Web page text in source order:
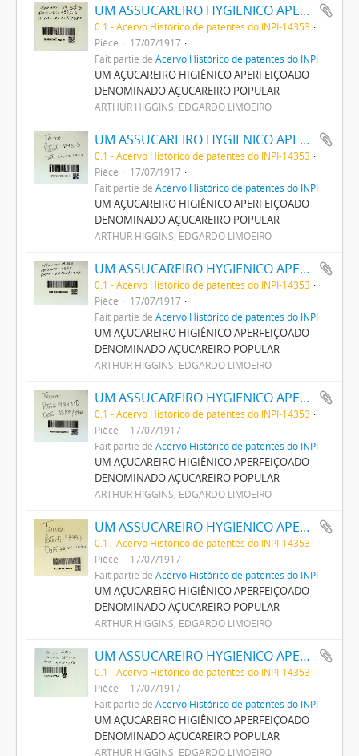
UM ASSUCAREIRO HYGIENICO APERFEIÇOADO DENOMINADO ASSUCAREIRO POPULAR
0.1 - Acervo Histórico de patentes do INPI-14353
Pièce
17/07/1917
Fait partie de Acervo Histórico de patentes do INPI
UM AÇUCAREIRO HIGIÊNICO APERFEIÇOADO
DENOMINADO AÇUCAREIRO POPULAR
ARTHUR HIGGINS; EDGARDO LIMOEIRO
UM ASSUCAREIRO HYGIENICO APERFEIÇOADO DENOMINADO ASSUCAREIRO POPULAR
0.1 - Acervo Histórico de patentes do INPI-14353
Pièce
17/07/1917
Fait partie de Acervo Histórico de patentes do INPI
UM AÇUCAREIRO HIGIÊNICO APERFEIÇOADO
DENOMINADO AÇUCAREIRO POPULAR
ARTHUR HIGGINS; EDGARDO LIMOEIRO
UM ASSUCAREIRO HYGIENICO APERFEIÇOADO DENOMINADO ASSUCAREIRO POPULAR
0.1 - Acervo Histórico de patentes do INPI-14353
Pièce
17/07/1917
Fait partie de Acervo Histórico de patentes do INPI
UM AÇUCAREIRO HIGIÊNICO APERFEIÇOADO
DENOMINADO AÇUCAREIRO POPULAR
ARTHUR HIGGINS; EDGARDO LIMOEIRO
UM ASSUCAREIRO HYGIENICO APERFEIÇOADO DENOMINADO ASSUCAREIRO POPULAR
0.1 - Acervo Histórico de patentes do INPI-14353
Pièce
17/07/1917
Fait partie de Acervo Histórico de patentes do INPI
UM AÇUCAREIRO HIGIÊNICO APERFEIÇOADO
DENOMINADO AÇUCAREIRO POPULAR
ARTHUR HIGGINS; EDGARDO LIMOEIRO
UM ASSUCAREIRO HYGIENICO APERFEIÇOADO DENOMINADO ASSUCAREIRO POPULAR
0.1 - Acervo Histórico de patentes do INPI-14353
Pièce
17/07/1917
Fait partie de Acervo Histórico de patentes do INPI
UM AÇUCAREIRO HIGIÊNICO APERFEIÇOADO
DENOMINADO AÇUCAREIRO POPULAR
ARTHUR HIGGINS; EDGARDO LIMOEIRO
UM ASSUCAREIRO HYGIENICO APERFEIÇOADO DENOMINADO ASSUCAREIRO POPULAR
0.1 - Acervo Histórico de patentes do INPI-14353
Pièce
17/07/1917
Fait partie de Acervo Histórico de patentes do INPI
UM AÇUCAREIRO HIGIÊNICO APERFEIÇOADO
DENOMINADO AÇUCAREIRO POPULAR
ARTHUR HIGGINS; EDGARDO LIMOEIRO